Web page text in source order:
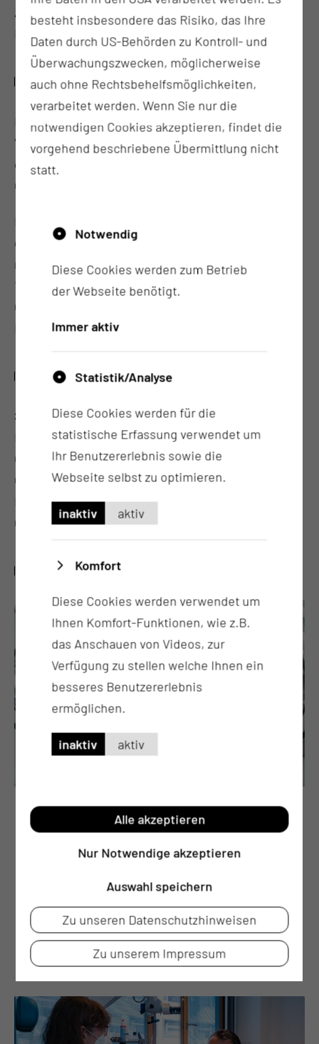
ÄrztInnen betreut. Nach einer Nacht erfolgt eine
Hörtestkontrolle und ein erster Verbandswechsel.
WIE GEHT ES NACH DER BEHANDLUNG WEITER?
Bei einem komplikationslosen post-operativen
Verlauf verlassen Sie das Klinikum je nach Ausmaß
der Operation am ersten oder zweiten Tag nach der
OP.
durch (Verbandswechsel – wir leiten sie dazu an),
macht Ihre HNO-Ärztin oder Arzt (Fadenzug nach ca.
10 Tagen) und erledigen wir (Entfernung der
Ohrtamponade nach 3 – 4 Wochen ambulant in der
Klinik, alternativ auch HNO-Arzt/ - Ärztin).
WAS IST ZU BEACHTEN?
Sie kommen am OP-Tag morgens nüchtern in die
Klinik. Die Planung und Voruntersuchung der
Operation findet wenige Tage vor dem
Operationstermin ambulant in unserer Klinik statt.
Hierfür benötigen Sie einen Einweisungsschein zur
Operation.
WO FINDE ICH WEITERE INFORMATIONEN?
Operative Behandlung von
Erkrankungen des Ohres
Informieren Sie sich zu einer unserer
Behandlungsmöglichkeiten für Erkrankungen des
Knochenleitungshörsysteme, ...).
besteht insbesondere das Risiko, das Ihre
Daten durch US-Behörden zu Kontroll- und
Überwachungszwecken, möglicherweise
auch ohne Rechtsbehelfsmöglichkeiten,
verarbeitet werden. Wenn Sie nur die
notwendigen Cookies akzeptieren, findet die
vorgehend beschriebene Übermittlung nicht
statt.
Notwendig
Diese Cookies werden zum Betrieb
der Webseite benötigt.
Immer aktiv
Statistik/Analyse
Diese Cookies werden für die
statistische Erfassung verwendet um
Ihr Benutzererlebnis sowie die
Webseite selbst zu optimieren.
inaktiv aktiv
Komfort
Diese Cookies werden verwendet um
Ihnen Komfort-Funktionen, wie z.B.
das Anschauen von Videos, zur
Verfügung zu stellen welche Ihnen ein
besseres Benutzererlebnis
ermöglichen.
inaktiv aktiv
Alle akzeptieren
Nur Notwendige akzeptieren
Auswahl speichern
Zu unseren Datenschutzhinweisen
Zu unserem Impressum